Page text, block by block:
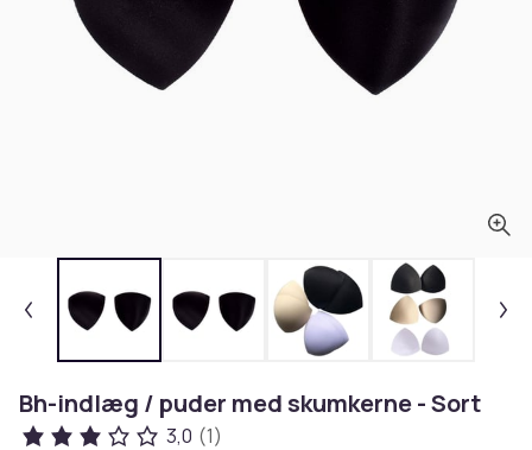
Bh-indlæg / puder med skumkerne - Sort
3,0 (1)